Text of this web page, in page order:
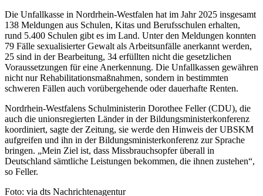
Die Unfallkasse in Nordrhein-Westfalen hat im Jahr 2025 insgesamt
138 Meldungen aus Schulen, Kitas und Berufsschulen erhalten,
rund 5.400 Schulen gibt es im Land. Unter den Meldungen konnten
79 Fälle sexualisierter Gewalt als Arbeitsunfälle anerkannt werden,
25 sind in der Bearbeitung, 34 erfüllten nicht die gesetzlichen
Voraussetzungen für eine Anerkennung. Die Unfallkassen gewähren
nicht nur Rehabilitationsmaßnahmen, sondern in bestimmten
schweren Fällen auch vorübergehende oder dauerhafte Renten.
Nordrhein-Westfalens Schulministerin Dorothee Feller (CDU), die
auch die unionsregierten Länder in der Bildungsministerkonferenz
koordiniert, sagte der Zeitung, sie werde den Hinweis der UBSKM
aufgreifen und ihn in der Bildungsministerkonferenz zur Sprache
bringen. „Mein Ziel ist, dass Missbrauchsopfer überall in
Deutschland sämtliche Leistungen bekommen, die ihnen zustehen“,
so Feller.
Foto: via dts Nachrichtenagentur